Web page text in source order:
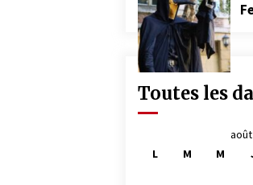
Toutes les
L
M M